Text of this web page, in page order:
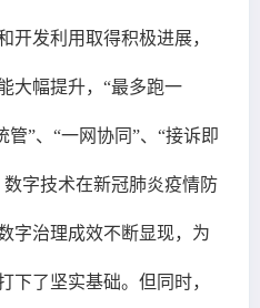
开发利用取得积极进展，
大幅提升，“最多跑一
管”、“一网协同”、“接诉即
字技术在新冠肺炎疫情防
字治理成效不断显现，为
下了坚实基础。但同时，